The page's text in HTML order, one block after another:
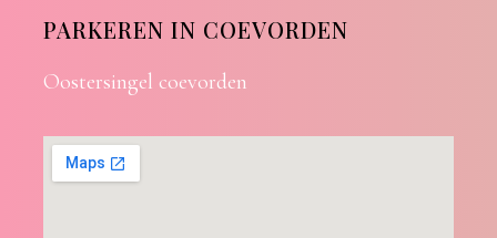
PARKEREN IN COEVORDEN
Oostersingel coevorden